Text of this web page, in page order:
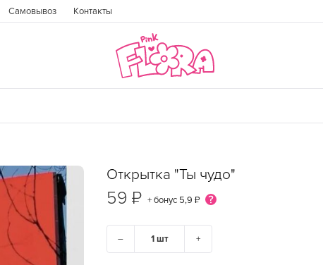
Самовывоз Контакты
Открытка "Ты чудо"
59 ₽ + бонус 5,9 ₽
– +